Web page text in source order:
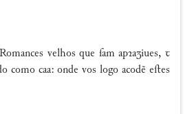
velhos que ſam apꝛaiues, ꞇ
como caa: onde vos logo acodẽ eﬅes